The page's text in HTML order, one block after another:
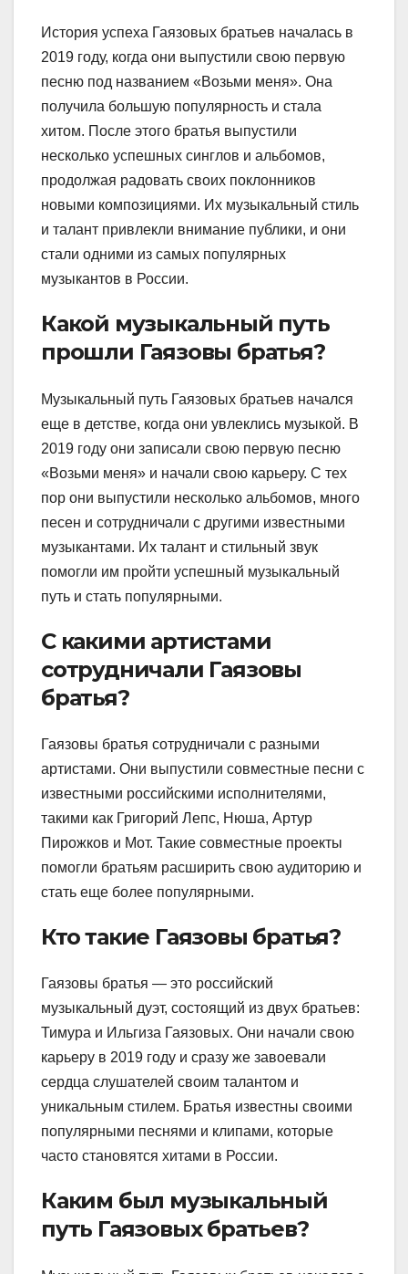
История успеха Гаязовых братьев началась в
2019 году, когда они выпустили свою первую
песню под названием «Возьми меня». Она
получила большую популярность и стала
хитом. После этого братья выпустили
несколько успешных синглов и альбомов,
продолжая радовать своих поклонников
новыми композициями. Их музыкальный стиль
и талант привлекли внимание публики, и они
стали одними из самых популярных
музыкантов в России.
Какой музыкальный путь
прошли Гаязовы братья?
Музыкальный путь Гаязовых братьев начался
еще в детстве, когда они увлеклись музыкой. В
2019 году они записали свою первую песню
«Возьми меня» и начали свою карьеру. С тех
пор они выпустили несколько альбомов, много
песен и сотрудничали с другими известными
музыкантами. Их талант и стильный звук
помогли им пройти успешный музыкальный
путь и стать популярными.
С какими артистами
сотрудничали Гаязовы
братья?
Гаязовы братья сотрудничали с разными
артистами. Они выпустили совместные песни с
известными российскими исполнителями,
такими как Григорий Лепс, Нюша, Артур
Пирожков и Мот. Такие совместные проекты
помогли братьям расширить свою аудиторию и
стать еще более популярными.
Кто такие Гаязовы братья?
Гаязовы братья — это российский
музыкальный дуэт, состоящий из двух братьев:
Тимура и Ильгиза Гаязовых. Они начали свою
карьеру в 2019 году и сразу же завоевали
сердца слушателей своим талантом и
уникальным стилем. Братья известны своими
популярными песнями и клипами, которые
часто становятся хитами в России.
Каким был музыкальный
путь Гаязовых братьев?